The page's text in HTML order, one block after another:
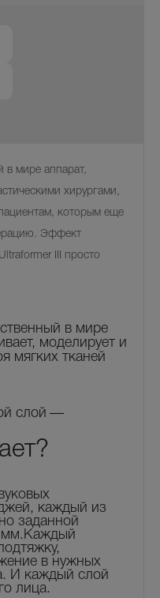
в мире аппарат,
хирургами,
которым еще
Эффект
III просто
в мире
моделирует и
мягких тканей
слой —
каждый из
заданной
мм.Каждый
в нужных
И каждый слой
лица.